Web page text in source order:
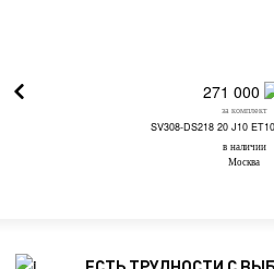
271 000
за комплект
SV308-DS218 20 J10
в наличии
Москва